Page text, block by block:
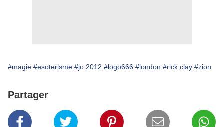
#magie #esoterisme #jo 2012 #logo666 #london #rick clay #zion
Partager